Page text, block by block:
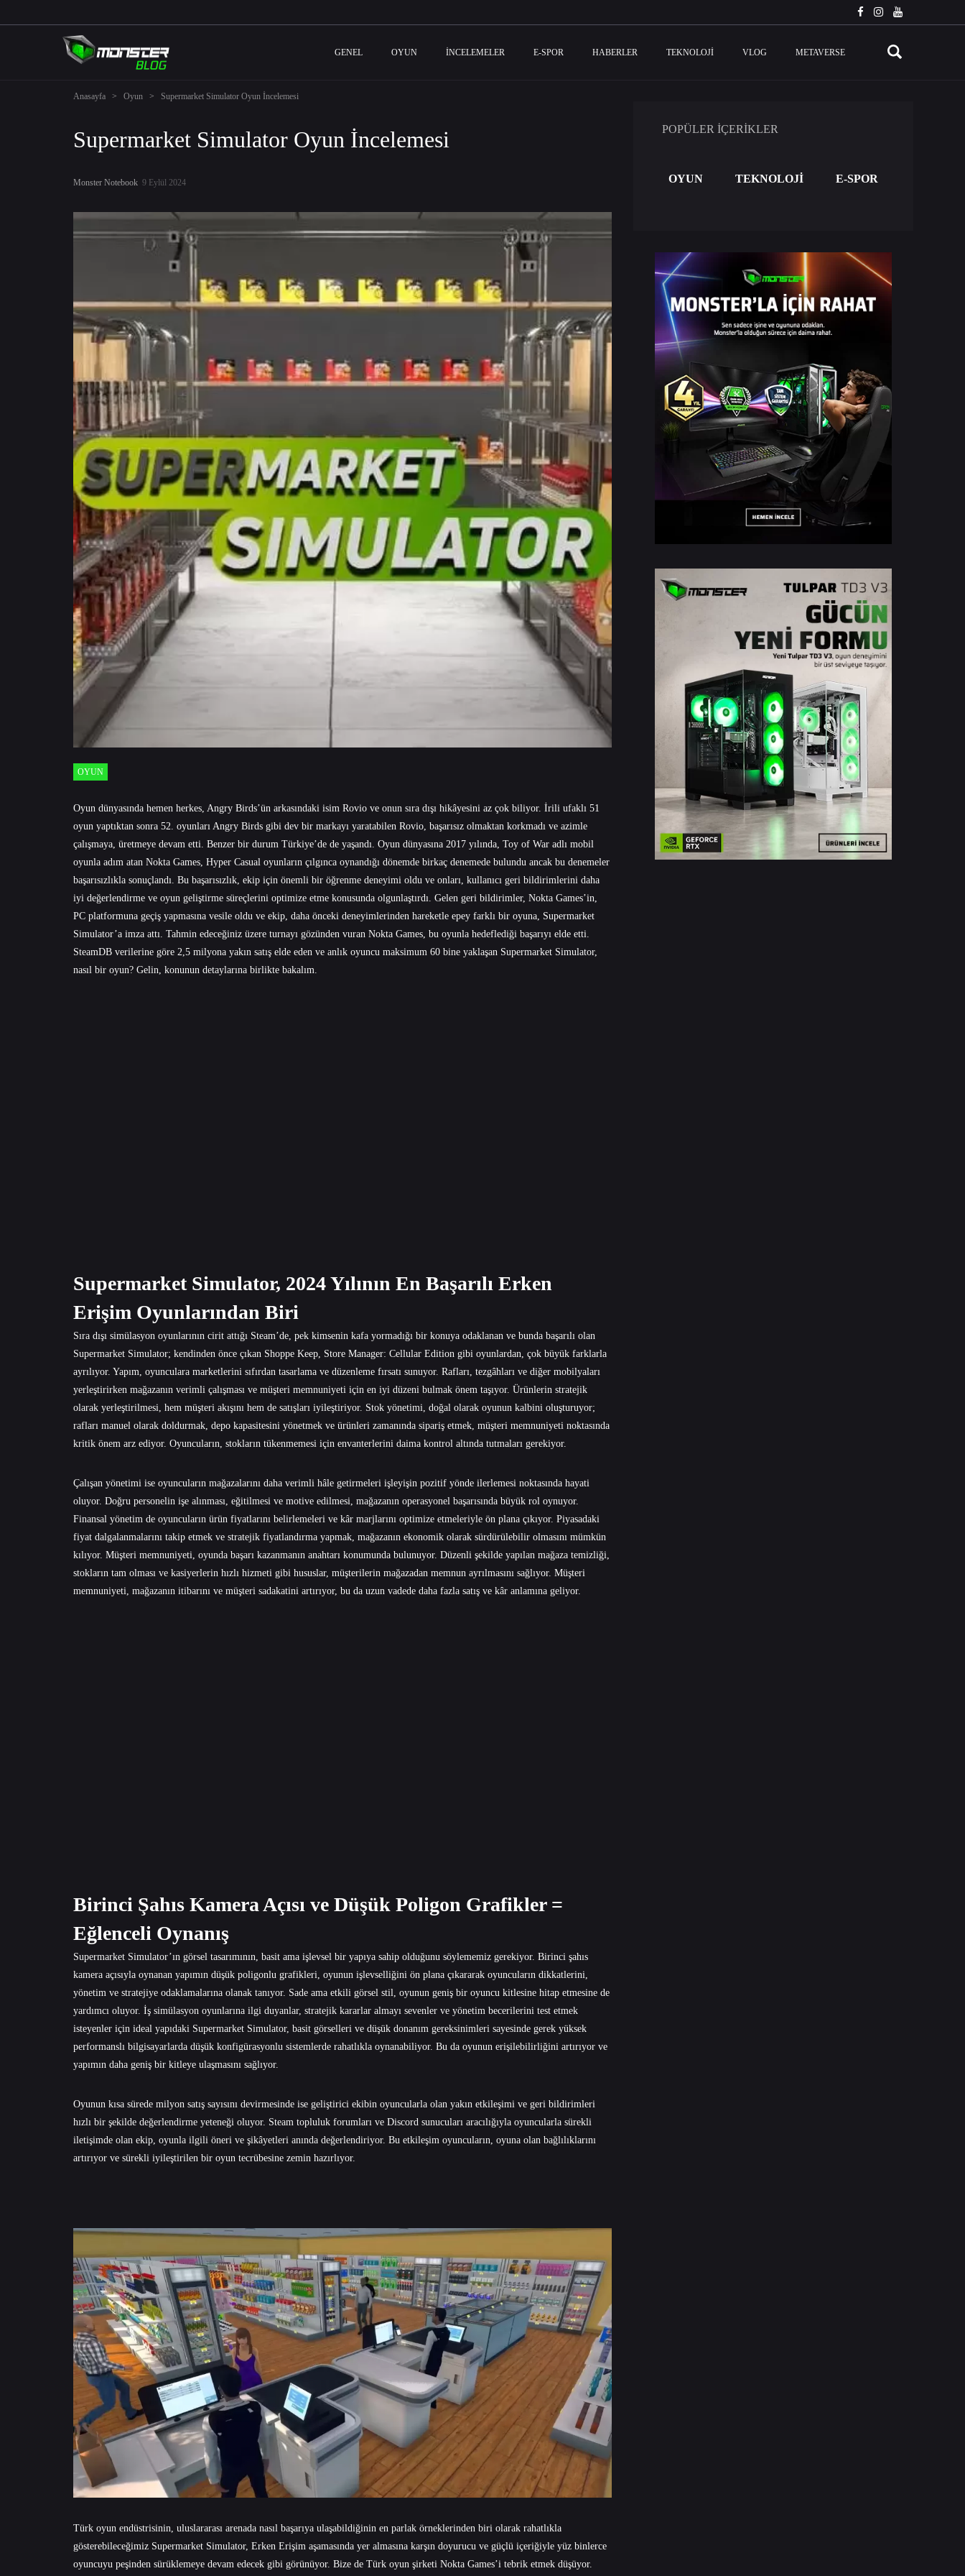
GENEL OYUN İNCELEMELER E-SPOR HABERLER TEKNOLOJI VLOG METAVERSE
Anasayfa > Oyun > Supermarket Simulator Oyun İncelemesi
Supermarket Simulator Oyun İncelemesi
Monster Notebook 9 Eylül 2024
OYUN
Oyun dünyasında hemen herkes, Angry Birds’ün arkasındaki isim Rovio ve onun sıra dışı hikâyesini az çok biliyor. İrili ufaklı 51
oyun yaptıktan sonra 52. oyunları Angry Birds gibi dev bir markayı yaratabilen Rovio, başarısız olmaktan korkmadı ve azimle
çalışmaya, üretmeye devam etti. Benzer bir durum Türkiye’de de yaşandı. Oyun dünyasına 2017 yılında, Toy of War adlı mobil
oyunla adım atan Nokta Games, Hyper Casual oyunların çılgınca oynandığı dönemde birkaç denemede bulundu ancak bu denemeler
başarısızlıkla sonuçlandı. Bu başarısızlık, ekip için önemli bir öğrenme deneyimi oldu ve onları, kullanıcı geri bildirimlerini daha
iyi değerlendirme ve oyun geliştirme süreçlerini optimize etme konusunda olgunlaştırdı. Gelen geri bildirimler, Nokta Games’in,
PC platformuna geçiş yapmasına vesile oldu ve ekip, daha önceki deneyimlerinden hareketle epey farklı bir oyuna, Supermarket
Simulator’a imza attı. Tahmin edeceğiniz üzere turnayı gözünden vuran Nokta Games, bu oyunla hedeflediği başarıyı elde etti.
SteamDB verilerine göre 2,5 milyona yakın satış elde eden ve anlık oyuncu maksimum 60 bine yaklaşan Supermarket Simulator,
nasıl bir oyun? Gelin, konunun detaylarına birlikte bakalım.
Supermarket Simulator, 2024 Yılının En Başarılı Erken
Erişim Oyunlarından Biri
Sıra dışı simülasyon oyunlarının cirit attığı Steam’de, pek kimsenin kafa yormadığı bir konuya odaklanan ve bunda başarılı olan
Supermarket Simulator; kendinden önce çıkan Shoppe Keep, Store Manager: Cellular Edition gibi oyunlardan, çok büyük farklarla
ayrılıyor. Yapım, oyunculara marketlerini sıfırdan tasarlama ve düzenleme fırsatı sunuyor. Rafları, tezgâhları ve diğer mobilyaları
yerleştirirken mağazanın verimli çalışması ve müşteri memnuniyeti için en iyi düzeni bulmak önem taşıyor. Ürünlerin stratejik
olarak yerleştirilmesi, hem müşteri akışını hem de satışları iyileştiriyor. Stok yönetimi, doğal olarak oyunun kalbini oluşturuyor;
rafları manuel olarak doldurmak, depo kapasitesini yönetmek ve ürünleri zamanında sipariş etmek, müşteri memnuniyeti noktasında
kritik önem arz ediyor. Oyuncuların, stokların tükenmemesi için envanterlerini daima kontrol altında tutmaları gerekiyor.
Çalışan yönetimi ise oyuncuların mağazalarını daha verimli hâle getirmeleri işleyişin pozitif yönde ilerlemesi noktasında hayati
oluyor. Doğru personelin işe alınması, eğitilmesi ve motive edilmesi, mağazanın operasyonel başarısında büyük rol oynuyor.
Finansal yönetim de oyuncuların ürün fiyatlarını belirlemeleri ve kâr marjlarını optimize etmeleriyle ön plana çıkıyor. Piyasadaki
fiyat dalgalanmalarını takip etmek ve stratejik fiyatlandırma yapmak, mağazanın ekonomik olarak sürdürülebilir olmasını mümkün
kılıyor. Müşteri memnuniyeti, oyunda başarı kazanmanın anahtarı konumunda bulunuyor. Düzenli şekilde yapılan mağaza temizliği,
stokların tam olması ve kasiyerlerin hızlı hizmeti gibi hususlar, müşterilerin mağazadan memnun ayrılmasını sağlıyor. Müşteri
memnuniyeti, mağazanın itibarını ve müşteri sadakatini artırıyor, bu da uzun vadede daha fazla satış ve kâr anlamına geliyor.
Birinci Şahıs Kamera Açısı ve Düşük Poligon Grafikler =
Eğlenceli Oynanış
Supermarket Simulator’ın görsel tasarımının, basit ama işlevsel bir yapıya sahip olduğunu söylememiz gerekiyor. Birinci şahıs
kamera açısıyla oynanan yapımın düşük poligonlu grafikleri, oyunun işlevselliğini ön plana çıkararak oyuncuların dikkatlerini,
yönetim ve stratejiye odaklamalarına olanak tanıyor. Sade ama etkili görsel stil, oyunun geniş bir oyuncu kitlesine hitap etmesine de
yardımcı oluyor. İş simülasyon oyunlarına ilgi duyanlar, stratejik kararlar almayı sevenler ve yönetim becerilerini test etmek
isteyenler için ideal yapıdaki Supermarket Simulator, basit görselleri ve düşük donanım gereksinimleri sayesinde gerek yüksek
performanslı bilgisayarlarda düşük konfigürasyonlu sistemlerde rahatlıkla oynanabiliyor. Bu da oyunun erişilebilirliğini artırıyor ve
yapımın daha geniş bir kitleye ulaşmasını sağlıyor.
Oyunun kısa sürede milyon satış sayısını devirmesinde ise geliştirici ekibin oyuncularla olan yakın etkileşimi ve geri bildirimleri
hızlı bir şekilde değerlendirme yeteneği oluyor. Steam topluluk forumları ve Discord sunucuları aracılığıyla oyuncularla sürekli
iletişimde olan ekip, oyunla ilgili öneri ve şikâyetleri anında değerlendiriyor. Bu etkileşim oyuncuların, oyuna olan bağlılıklarını
artırıyor ve sürekli iyileştirilen bir oyun tecrübesine zemin hazırlıyor.
Türk oyun endüstrisinin, uluslararası arenada nasıl başarıya ulaşabildiğinin en parlak örneklerinden biri olarak rahatlıkla
gösterebileceğimiz Supermarket Simulator, Erken Erişim aşamasında yer almasına karşın doyurucu ve güçlü içeriğiyle yüz binlerce
oyuncuyu peşinden sürüklemeye devam edecek gibi görünüyor. Bize de Türk oyun şirketi Nokta Games’i tebrik etmek düşüyor.
POPÜLER İÇERİKLER
OYUN TEKNOLOJİ E-SPOR